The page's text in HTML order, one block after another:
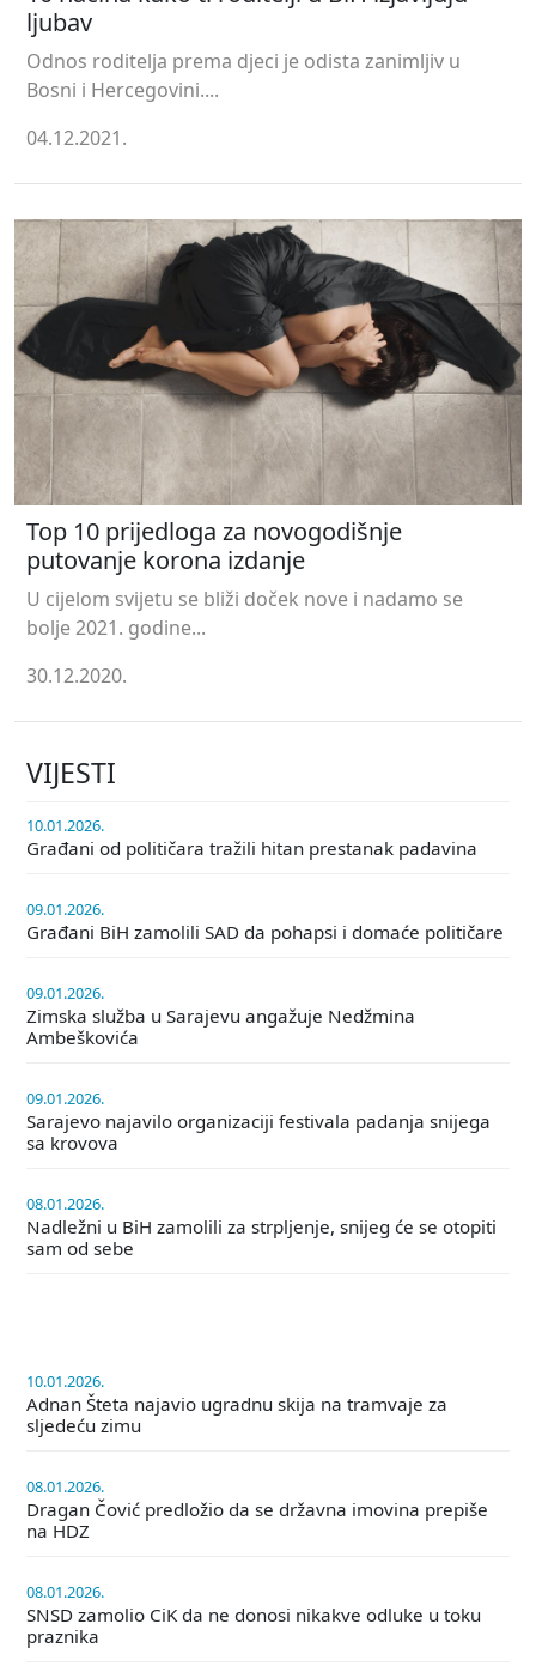
ljubav
Odnos roditelja prema djeci je odista zanimljiv u
Bosni i Hercegovini....
04.12.2021.
Top 10 prijedloga za novogodišnje
putovanje korona izdanje
U cijelom svijetu se bliži doček nove i nadamo se
bolje 2021. godine...
30.12.2020.
VIJESTI
10.01.2026.
Građani od političara tražili hitan prestanak padavina
09.01.2026.
Građani BiH zamolili SAD da pohapsi i domaće političare
09.01.2026.
Zimska služba u Sarajevu angažuje Nedžmina
Ambeškovića
09.01.2026.
Sarajevo najavilo organizaciji festivala padanja snijega
sa krovova
08.01.2026.
Nadležni u BiH zamolili za strpljenje, snijeg će se otopiti
sam od sebe
10.01.2026.
Adnan Šteta najavio ugradnu skija na tramvaje za
sljedeću zimu
08.01.2026.
Dragan Čović predložio da se državna imovina prepiše
na HDZ
08.01.2026.
SNSD zamolio CiK da ne donosi nikakve odluke u toku
praznika